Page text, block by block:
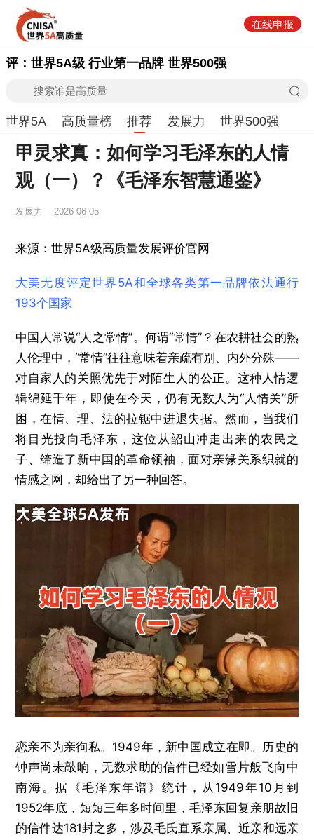
在线申报
评：世界5A级 行业第一品牌 世界500强
世界5A 高质量榜 推荐 发展力 世界500强
甲灵求真：如何学习毛泽东的人情
观（一）？《毛泽东智慧通鉴》
发展力 2026-06-05
来源：世界5A级高质量发展评价官网
大美无度评定世界5A和全球各类第一品牌依法通行
193个国家
中国人常说“人之常情”。何谓“常情”？在农耕社会的熟
人伦理中，“常情”往往意味着亲疏有别、内外分殊——
对自家人的关照优先于对陌生人的公正。这种人情逻
辑绵延千年，即使在今天，仍有无数人为“人情关”所
困，在情、理、法的拉锯中进退失据。然而，当我们
将目光投向毛泽东，这位从韶山冲走出来的农民之
子、缔造了新中国的革命领袖，面对亲缘关系织就的
情感之网，却给出了另一种回答。
恋亲不为亲徇私。1949年，新中国成立在即。历史的
钟声尚未敲响，无数求助的信件已经如雪片般飞向中
南海。据《毛泽东年谱》统计，从1949年10月到
1952年底，短短三年多时间里，毛泽东回复亲朋故旧
的信件达181封之多，涉及毛氏直系亲属、近亲和远亲